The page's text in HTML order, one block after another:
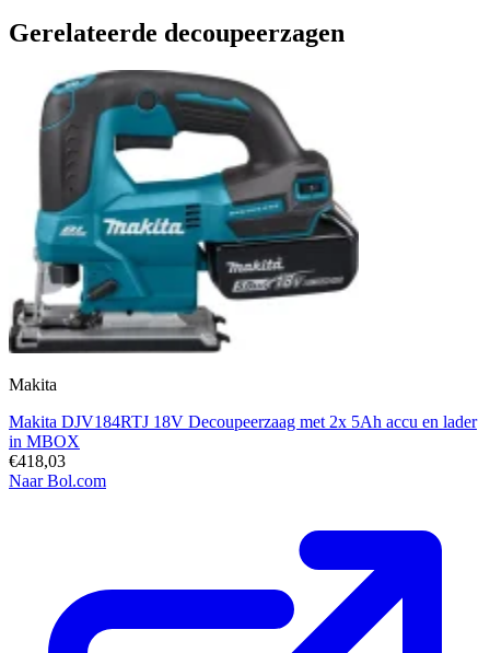
Gerelateerde decoupeerzagen
Makita
Makita DJV184RTJ 18V Decoupeerzaag met 2x 5Ah accu en lader
in MBOX
€418,03
Naar Bol.com